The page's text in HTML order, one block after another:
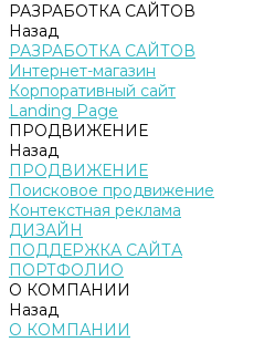
РАЗРАБОТКА САЙТОВ
Назад
РАЗРАБОТКА САЙТОВ
Интернет-магазин
Корпоративный сайт
Landing Page
ПРОДВИЖЕНИЕ
Назад
ПРОДВИЖЕНИЕ
Поисковое продвижение
Контекстная реклама
ДИЗАЙН
ПОДДЕРЖКА САЙТА
ПОРТФОЛИО
О КОМПАНИИ
Назад
О КОМПАНИИ